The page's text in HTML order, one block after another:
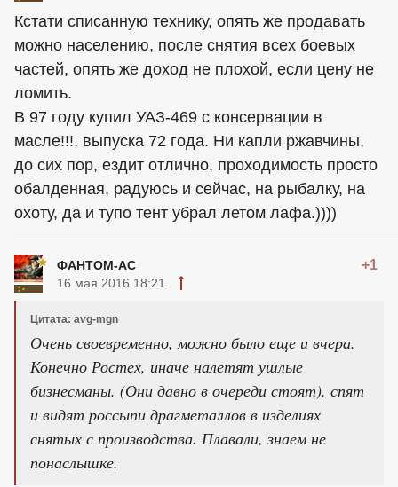
Кстати списанную технику, опять же продавать
можно населению, после снятия всех боевых
частей, опять же доход не плохой, если цену не
ломить.
В 97 году купил УАЗ-469 с консервации в
масле!!!, выпуска 72 года. Ни капли ржавчины,
до сих пор, ездит отлично, проходимость просто
обалденная, радуюсь и сейчас, на рыбалку, на
охоту, да и тупо тент убрал летом лафа.))))
ФАНТОМ-АС +1
16 мая 2016 18:21
Цитата: avg-mgn
Очень своевременно, можно было еще и вчера.
Конечно Ростех, иначе налетят ушлые
бизнесманы. (Они давно в очереди стоят), спят
и видят россыпи драгметаллов в изделиях
снятых с производства. Плавали, знаем не
понаслышке.